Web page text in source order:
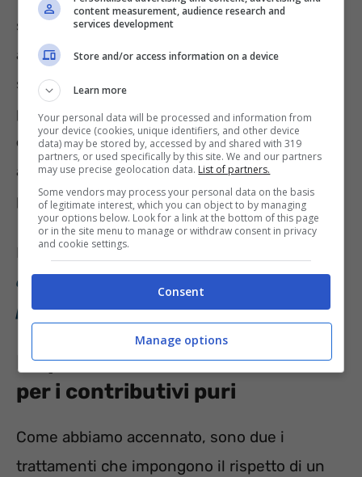
sfavorire eccessivamente i lavoratori con
anzianità contributiva a partire dal 1996. In
seguito allarivalutazione al 7,3%
pensione minima si arricchirà di circa38
euro al mese; di conseguenza, aumenterà
anche il requisito di accesso al
pensionamento.
Leggi anche: “Rivalutazione pensioni:
aumentano le tasse 😨 amarezza dei
pensionati“.
Rispetto del limite economico
per i contributivi puri
Come abbiamo accennato, sono due i
trattamenti che impongono il rispetto di un
content measurement, audience research and
services development
Store and/or access information on a device
Learn more
Your personal data will be processed and information from
your device (cookies, unique identifiers, and other device
data) may be stored by, accessed by and shared with 319
partners, or used specifically by this site. We and our partners
may use precise geolocation data. List of partners.
Some vendors may process your personal data on the basis
of legitimate interest, which you can object to by managing
your options below. Look for a link at the bottom of this page
or in the site menu to manage or withdraw consent in privacy
and cookie settings.
Consent
Manage options